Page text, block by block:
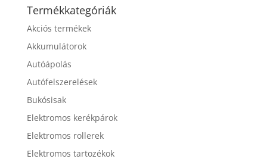
következőre:
Termékkategóriák
Akciós termékek
Akkumulátorok
Autóápolás
Autófelszerelések
Bukósisak
Elektromos kerékpárok
Elektromos rollerek
Elektromos tartozékok